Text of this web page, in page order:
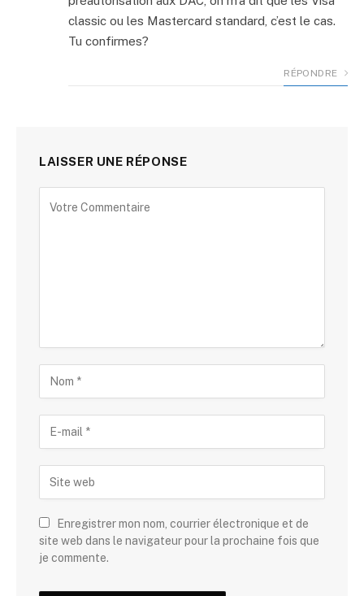
classic ou les Mastercard standard, c’est le cas.
Tu confirmes?
RÉPONDRE
LAISSER UNE RÉPONSE
Enregistrer mon nom, courrier électronique et de
site web dans le navigateur pour la prochaine fois que
je commente.